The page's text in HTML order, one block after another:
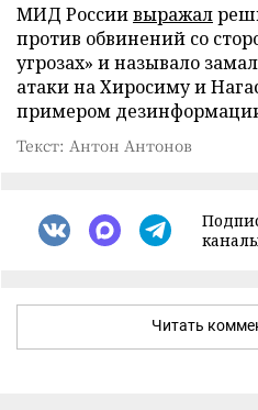
МИД Россиивыражал
против обвинений со
угрозах» и называло
атаки на Хиросиму и
примером
Текст: Антон Антонов
Читать